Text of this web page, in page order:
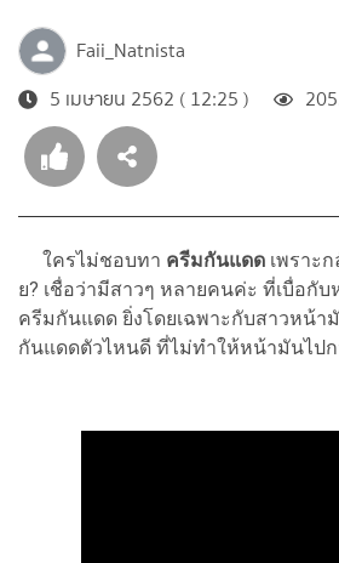
Faii_Natnista
5 เมษายน 2562 ( 12:25 )
ใครไม่ชอบทา ครีมกันแดด เพราะ
ย? เชื่อว่ามีสาวๆ หลายคนค่ะ ที่เบื่อกับ
ครีมกันแดด ยิ่งโดยเฉพาะกับสาวหน้า
กันแดดตัวไหนดี ที่ไม่ทำให้หน้ามันไปก